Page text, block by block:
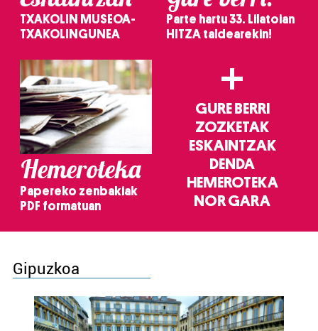
TXAKOLIN MUSEOA-
TXAKOLINGUNEA
Parte hartu 33. Lilatoian
HITZA taldearekin!
Hemeroteka
Papereko zenbakiak
PDF formatuan
+
GURE BERRI
ZOZKETAK
ESKAINTZAK
DENDA
HEMEROTEKA
NOR GARA
Gipuzkoa